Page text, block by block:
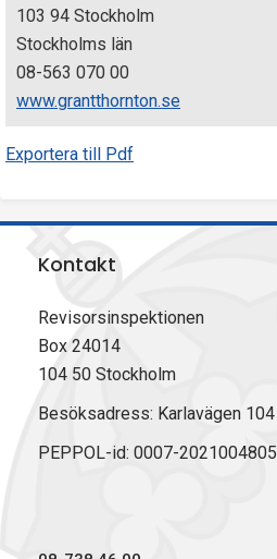
103 94 Stockholm
Stockholms län
08-563 070 00
www.grantthornton.se
Exportera till Pdf
Kontakt
Revisorsinspektionen
Box 24014
104 50 Stockholm
Besöksadress: Karlavägen 104
PEPPOL-id: 0007-2021004805